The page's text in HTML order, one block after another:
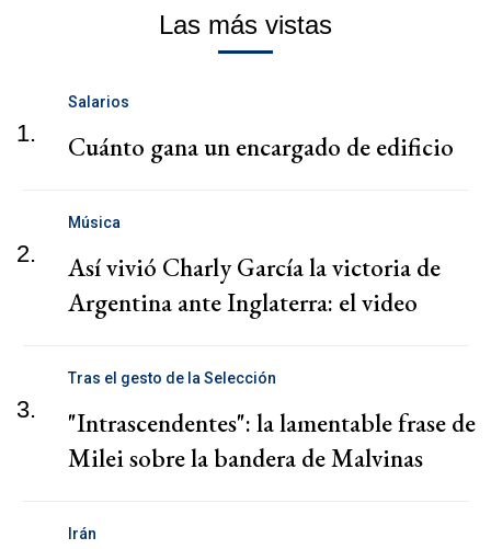
Las más vistas
1.
Salarios
Cuánto gana un encargado de edificio
2.
Música
Así vivió Charly García la victoria de
Argentina ante Inglaterra: el video
3.
Tras el gesto de la Selección
"Intrascendentes": la lamentable frase de
Milei sobre la bandera de Malvinas
Irán